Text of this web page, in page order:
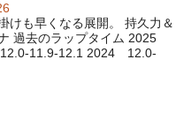
けも早くなる展開。 持久力＆
過去のラップタイム 2025
11.9-12.1 2024 12.0-